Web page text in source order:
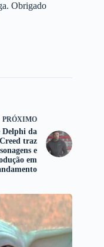
Obrigado
PRÓXIMO
Delphi da
traz
e
em